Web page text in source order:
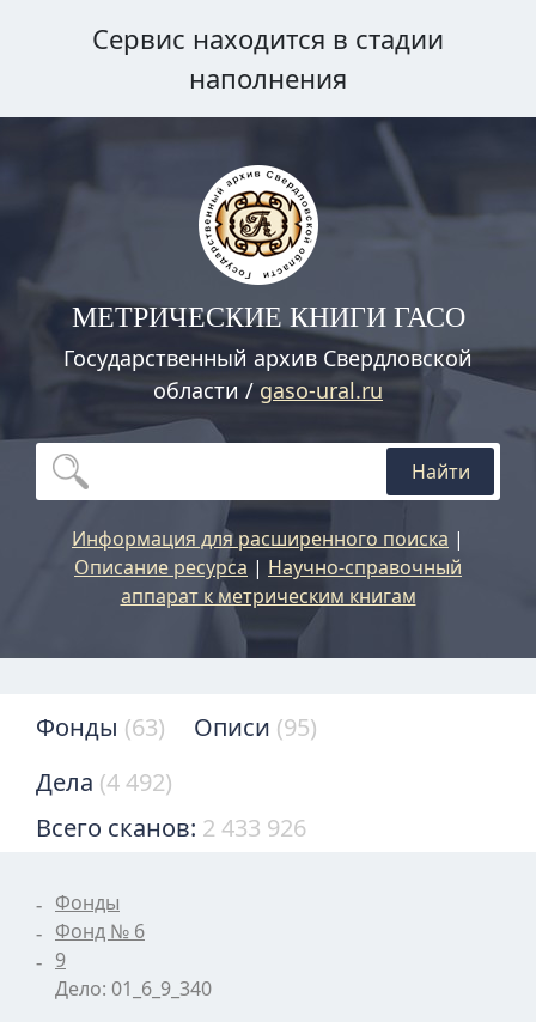
Сервис находится в стадии
наполнения
МЕТРИЧЕСКИЕ КНИГИ ГАСО
Государственный архив Свердловской
области / gaso-ural.ru
Найти
Информация для расширенного поиска |
Описание ресурса | Научно-справочный
аппарат к метрическим книгам
Фонды (63) Описи (95)
Дела (4 492)
Всего сканов: 2 433 926
Фонды
Фонд № 6
9
Дело: 01_6_9_340